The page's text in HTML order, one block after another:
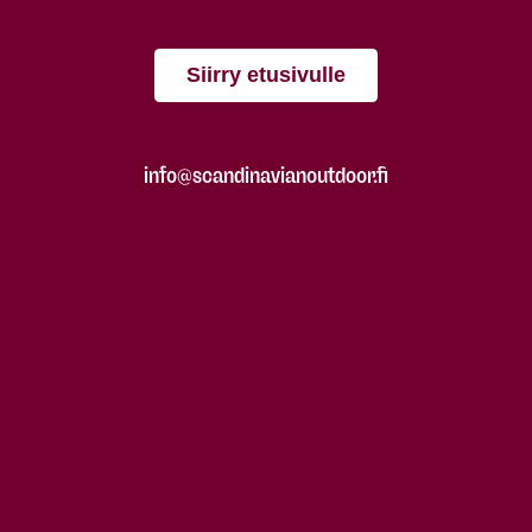
Siirry etusivulle
info@scandinavianoutdoor.fi